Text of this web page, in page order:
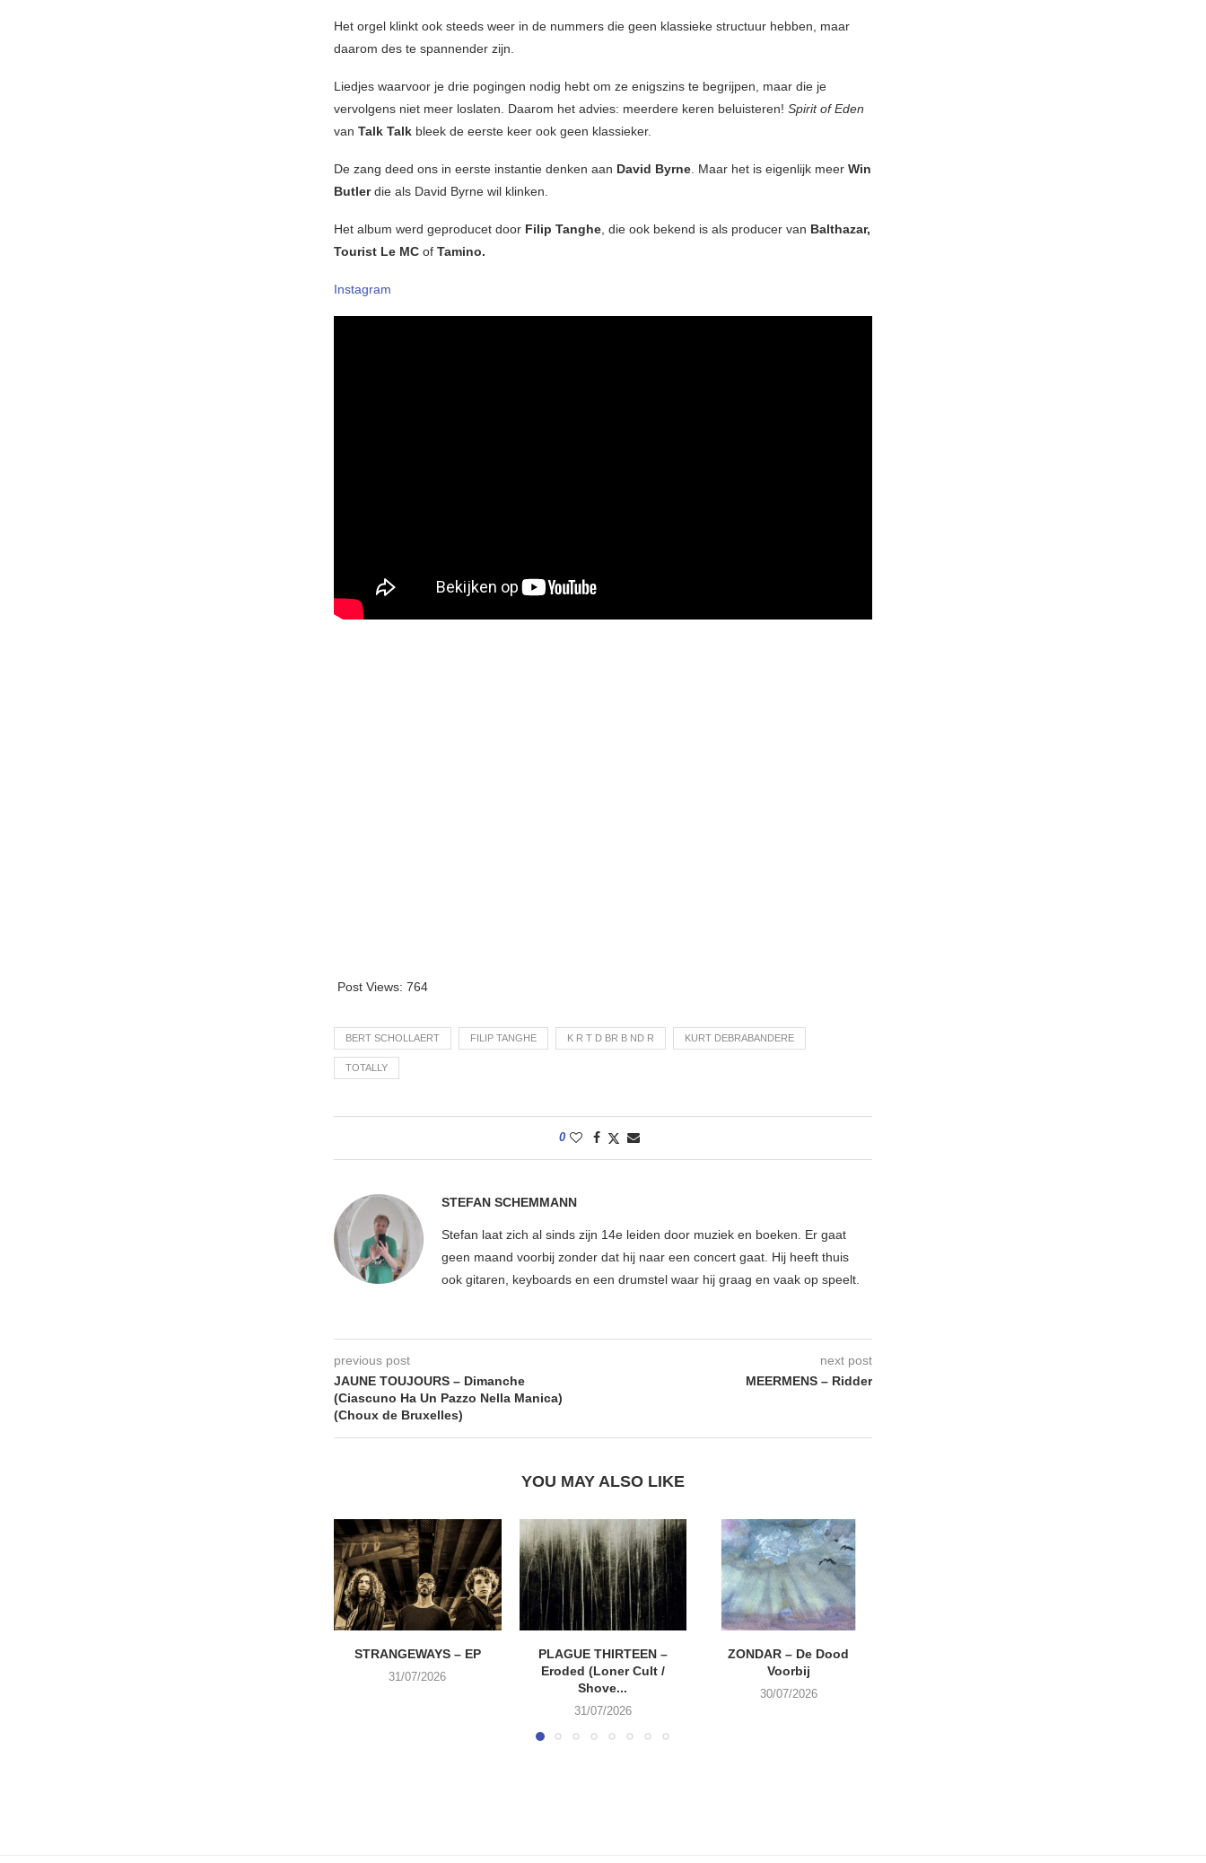
Het orgel klinkt ook steeds weer in de nummers die geen klassieke structuur hebben, maar
daarom des te spannender zijn.
Liedjes waarvoor je drie pogingen nodig hebt om ze enigszins te begrijpen, maar die je
vervolgens niet meer loslaten. Daarom het advies: meerdere keren beluisteren! Spirit of Eden
van Talk Talk bleek de eerste keer ook geen klassieker.
De zang deed ons in eerste instantie denken aan David Byrne. Maar het is eigenlijk meer Win
Butlerdie als David Byrne wil klinken.
Het album werd geproducet door Filip Tanghe, die ook bekend is als producer van Balthazar,
Tourist Le MC of Tamino.
Instagram
Post Views: 764
BERT SCHOLLAERT FILIP TANGHE K R T D BR B ND R KURT DEBRABANDERE
TOTALLY
0
STEFAN SCHEMMANN
Stefan laat zich al sinds zijn 14e leiden door muziek en boeken. Er gaat
geen maand voorbij zonder dat hij naar een concert gaat. Hij heeft thuis
ook gitaren, keyboards en een drumstel waar hij graag en vaak op speelt.
previous post
JAUNE TOUJOURS – Dimanche
(Ciascuno Ha Un Pazzo Nella Manica)
(Choux de Bruxelles)
next post
MEERMENS – Ridder
YOU MAY ALSO LIKE
STRANGEWAYS – EP
31/07/2026
PLAGUE THIRTEEN –
Eroded (Loner Cult /
Shove...
31/07/2026
ZONDAR – De Dood
Voorbij
30/07/2026